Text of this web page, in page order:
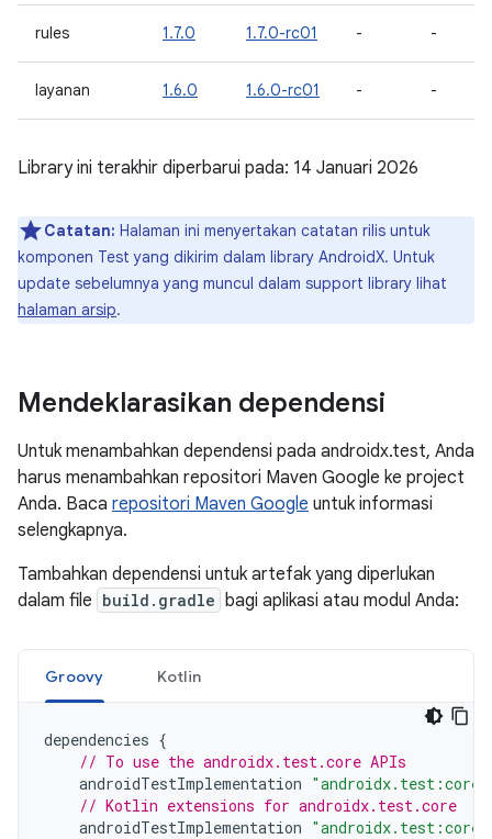
rules 1.7.0 1.7.0-rc01 - -
layanan 1.6.0 1.6.0-rc01 - -
Library ini terakhir diperbarui pada: 14 Januari 2026
Catatan: Halaman ini menyertakan catatan rilis untuk
komponen Test yang dikirim dalam library AndroidX. Untuk
update sebelumnya yang muncul dalam support library lihat
halaman arsip.
Mendeklarasikan dependensi
Untuk menambahkan dependensi pada androidx.test, Anda
harus menambahkan repositori Maven Google ke project
Anda. Baca repositori Maven Google untuk informasi
selengkapnya.
Tambahkan dependensi untuk artefak yang diperlukan
dalam file build.gradle bagi aplikasi atau modul Anda:
Groovy Kotlin
dependencies {
// To use the androidx.test.core APIs
androidTestImplementation
// Kotlin extensions for androidx.test.core
androidTestImplementation